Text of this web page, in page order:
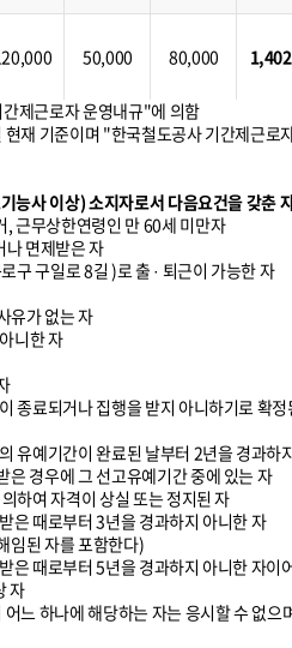
50,000 80,000
제근로자 운영내규"에 의함
재 기준이며 "한국철도공사 기간제근로
능사 이상) 소지자로서 다음요건을 갖춘
근무상한연령인 만 60세 미만자
나 면제받은 자
구 구일로 8길 )로 출 · 퇴근이 가능한 자
유가 없는 자
니한 자
종료되거나 집행을 받지 아니하기로 확
유예기간이 완료된 날부터 2년을 경과하
은 경우에 그 선고유예기간 중에 있는 자
하여 자격이 상실 또는 정지된 자
은 때로부터 3년을 경과하지 아니한 자
임된 자를 포함한다)
은 때로부터 5년을 경과하지 아니한 자이
자
느 하나에 해당하는 자는 응시할 수 없으